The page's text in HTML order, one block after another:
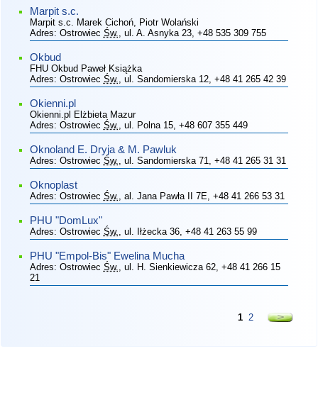
Marpit s.c.
Marpit s.c. Marek Cichoń, Piotr Wolański
Adres: Ostrowiec Św. , ul. A. Asnyka 23, +48 535 309 755
Okbud
FHU Okbud Paweł Książka
Adres: Ostrowiec Św. , ul. Sandomierska 12, +48 41 265 42 39
Okienni.pl
Okienni.pl Elżbieta Mazur
Adres: Ostrowiec Św. , ul. Polna 15, +48 607 355 449
Oknoland E. Dryja & M. Pawluk
Adres: Ostrowiec Św. , ul. Sandomierska 71 , +48 41 265 31 31
Oknoplast
Adres: Ostrowiec Św. , al. Jana Pawła II 7E , +48 41 266 53 31
PHU "DomLux"
Adres: Ostrowiec Św. , ul. Iłżecka 36, +48 41 263 55 99
PHU "Empol-Bis" Ewelina Mucha
Adres: Ostrowiec Św. , ul. H. Sienkiewicza 62, +48 41 266 15
21
1 2